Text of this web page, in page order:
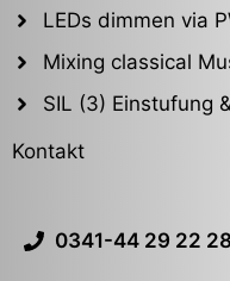
LEDs dimmen via
Mixing classical
SIL (3) Einstufung
Kontakt
0341-44 29 22 28